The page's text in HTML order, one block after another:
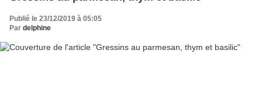
Publié le 23/12/2019 à 05:05
Par delphine